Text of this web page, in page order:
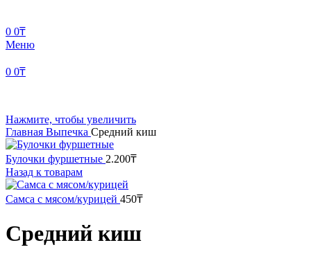
0 0₸
Меню
0 0₸
Нажмите, чтобы увеличить
Главная Выпечка Средний киш
Булочки фуршетные 2.200₸
Назад к товарам
Самса с мясом/курицей 450₸
Средний киш